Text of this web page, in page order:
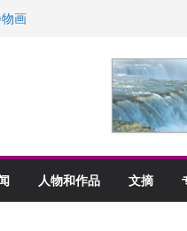
画
里乡愁
人物和作品 文摘